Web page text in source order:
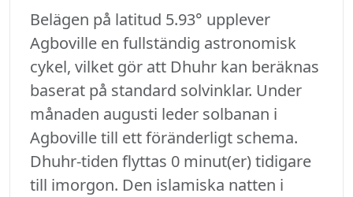
Belägen på latitud 5.93° upplever
Agboville en fullständig astronomisk
cykel, vilket gör att Dhuhr kan beräknas
baserat på standard solvinklar. Under
månaden augusti leder solbanan i
Agboville till ett föränderligt schema.
Dhuhr-tiden flyttas 0 minut(er) tidigare
till imorgon. Den islamiska natten i